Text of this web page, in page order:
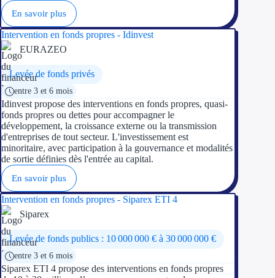
En savoir plus
Intervention en fonds propres - Idinvest
EURAZEO
Levée de fonds privés
entre 3 et 6 mois
Idinvest propose des interventions en fonds propres, quasi-
fonds propres ou dettes pour accompagner le
développement, la croissance externe ou la transmission
d'entreprises de tout secteur. L'investissement est
minoritaire, avec participation à la gouvernance et modalités
de sortie définies dès l'entrée au capital.
En savoir plus
Intervention en fonds propres - Siparex ETI 4
Siparex
Levée de fonds publics : 10 000 000 € à 30 000 000 €
entre 3 et 6 mois
Siparex ETI 4 propose des interventions en fonds propres